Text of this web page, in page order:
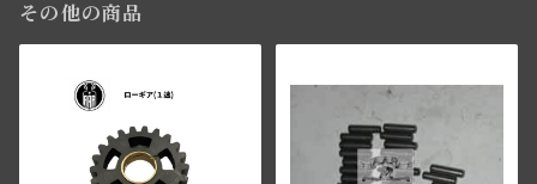
その他の商品